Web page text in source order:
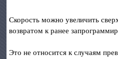
Скорость можно увеличить
возвратом к ранее
Это не относится к случаям